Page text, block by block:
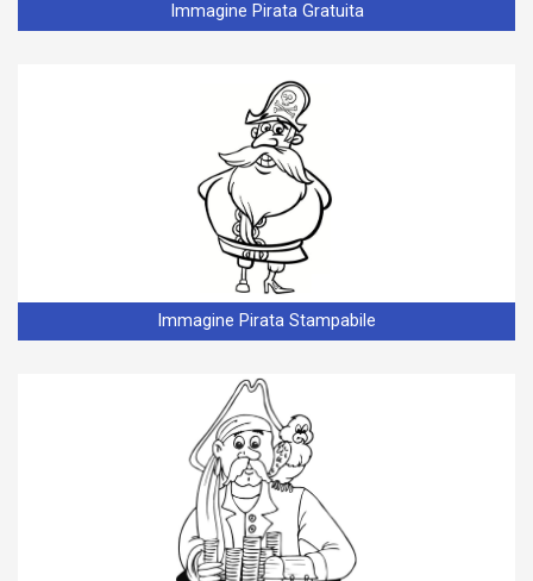
Immagine Pirata Gratuita
Immagine Pirata Stampabile